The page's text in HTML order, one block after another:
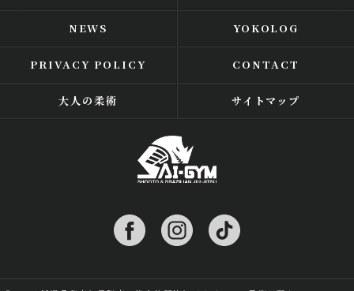
NEWS YOKOLOG
PRIVACY POLICY CONTACT
大人の柔術 サイトマップ